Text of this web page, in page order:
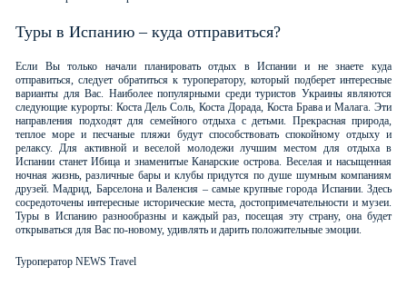
Туры в Испанию – куда отправиться?
Если Вы только начали планировать отдых в Испании и не знаете куда
отправиться, следует обратиться к туроператору, который подберет интересные
варианты для Вас. Наиболее популярными среди туристов Украины являются
следующие курорты: Коста Дель Соль, Коста Дорада, Коста Брава и Малага. Эти
направления подходят для семейного отдыха с детьми. Прекрасная природа,
теплое море и песчаные пляжи будут способствовать спокойному отдыху и
релаксу. Для активной и веселой молодежи лучшим местом для отдыха в
Испании станет Ибица и знаменитые Канарские острова. Веселая и насыщенная
ночная жизнь, различные бары и клубы придутся по душе шумным компаниям
друзей. Мадрид, Барселона и Валенсия – самые крупные города Испании. Здесь
сосредоточены интересные исторические места, достопримечательности и музеи.
Туры в Испанию разнообразны и каждый раз, посещая эту страну, она будет
открываться для Вас по-новому, удивлять и дарить положительные эмоции.
Туроператор NEWS Travel